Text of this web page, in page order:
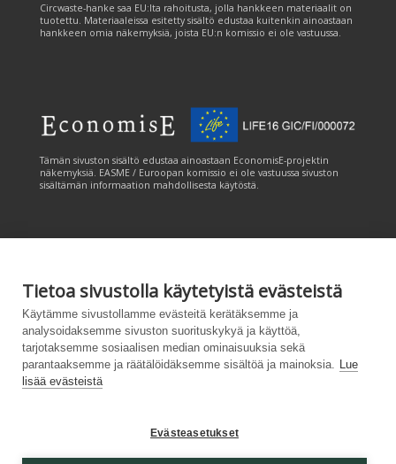
Tietoa sivustolla käytetyistä evästeistä
Käytämme sivustollamme evästeitä kerätäksemme ja
analysoidaksemme sivuston suorituskykyä ja käyttöä,
tarjotaksemme sosiaalisen median ominaisuuksia sekä
parantaaksemme ja räätälöidäksemme sisältöä ja mainoksia. Lue
lisää evästeistä
Evästeasetukset
Circwaste-hanke saa EU:lta rahoitusta, jolla hankkeen materiaalit on
tuotettu. Materiaaleissa esitetty sisältö edustaa kuitenkin ainoastaan
hankkeen omia näkemyksiä, joista EU:n komissio ei ole vastuussa.
Tämän sivuston sisältö edustaa ainoastaan EconomisE-projektin
näkemyksiä. EASME / Euroopan komissio ei ole vastuussa sivuston
sisältämän informaation mahdollisesta käytöstä.
Tämän sivuston tuottamiseen on saatu rahoitusta Euroopan unionin
LIFE-ohjelmasta. Tämän sivuston sisältö edustaa ainoastaan
CANEMURE-hankkeen näkemyksiä ja EASME/EU:n komissio ei ole
vastuussa sivuston sisältämän informaation mahdollisesta käytöstä.